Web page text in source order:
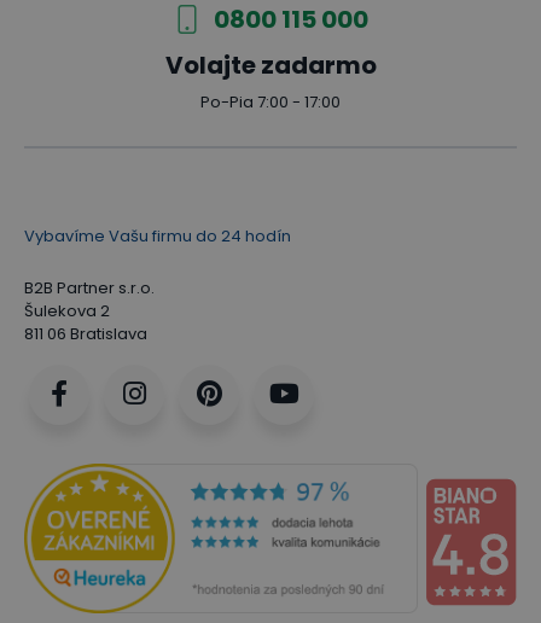
0800 115 000
Volajte zadarmo
Po-Pia 7:00 - 17:00
Vybavíme Vašu firmu do 24 hodín
B2B Partner s.r.o.
Šulekova 2
811 06 Bratislava